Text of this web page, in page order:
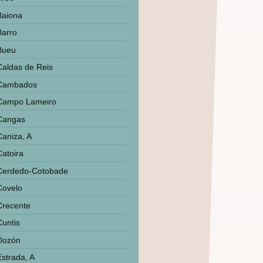
de Reis
Lameiro
A
Cotobade
A